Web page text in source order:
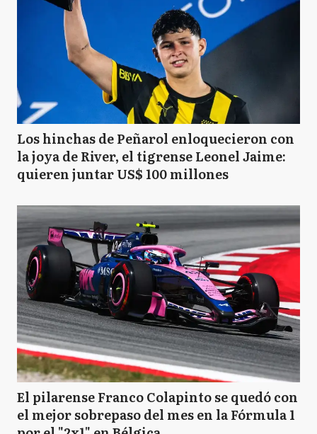
Los hinchas de Peñarol enloquecieron con
la joya de River, el tigrense Leonel Jaime:
quieren juntar US$ 100 millones
El pilarense Franco Colapinto se quedó con
el mejor sobrepaso del mes en la Fórmula 1